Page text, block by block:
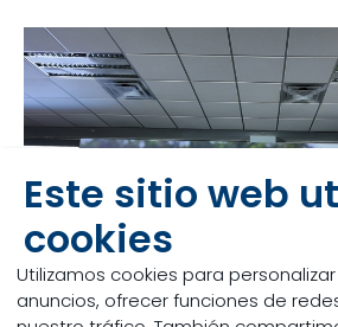
Este sitio web
cookies
Utilizamos cookies para
anuncios, ofrecer funciones de